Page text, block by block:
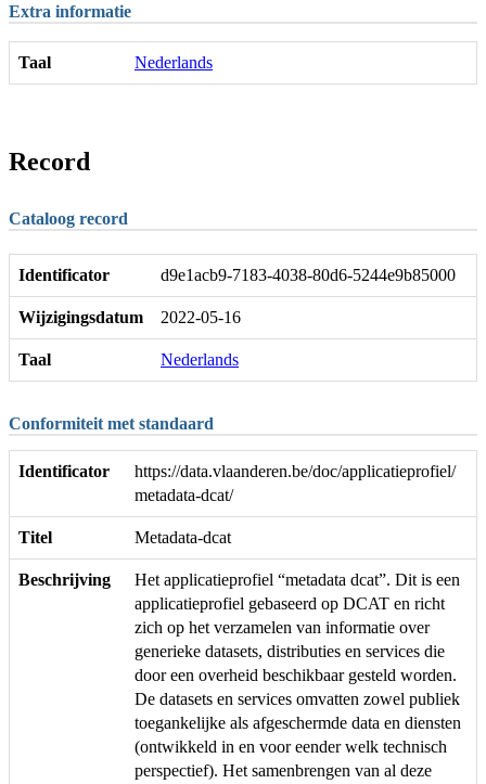
Extra informatie
Taal Nederlands
Record
Cataloog record
Identificator d9e1acb9-7183-4038-80d6-5244e9b85000
Wijzigingsdatum 2022-05-16
Taal Nederlands
Conformiteit met standaard
Identificator
https://data.vlaanderen.be/doc/applicatieprofiel/
metadata-dcat/
Titel Metadata-dcat
Beschrijving
Het applicatieprofiel “metadata dcat”. Dit is een
applicatieprofiel gebaseerd op DCAT en richt
zich op het verzamelen van informatie over
generieke datasets, distributies en services die
door een overheid beschikbaar gesteld worden.
De datasets en services omvatten zowel publiek
toegankelijke als afgeschermde data en diensten
(ontwikkeld in en voor eender welk technisch
perspectief). Het samenbrengen van al deze